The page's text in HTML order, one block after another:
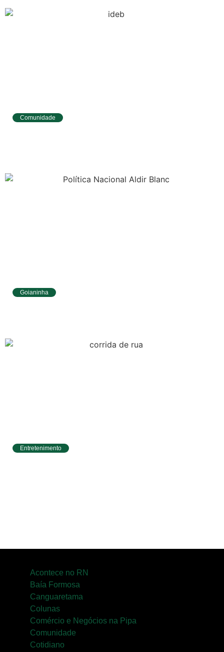
Comunidade
Goianinha
Entretenimento
Acontece no RN
Baía Formosa
Canguaretama
Colunas
Comércio e Negócios na Pipa
Comunidade
Cotidiano